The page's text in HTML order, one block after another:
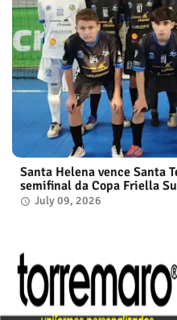
Santa Helena vence Santa
semifinal da Copa Friella
July 09, 2026